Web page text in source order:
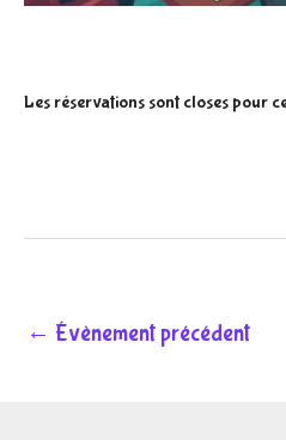
Les réservations sont closes pour
← Évènement précédent